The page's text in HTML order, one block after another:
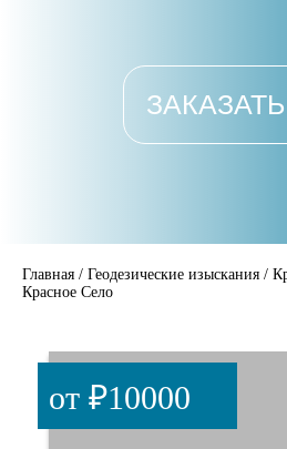
Главная / Геодезические изыскания /
Красное Село
от ₽10000